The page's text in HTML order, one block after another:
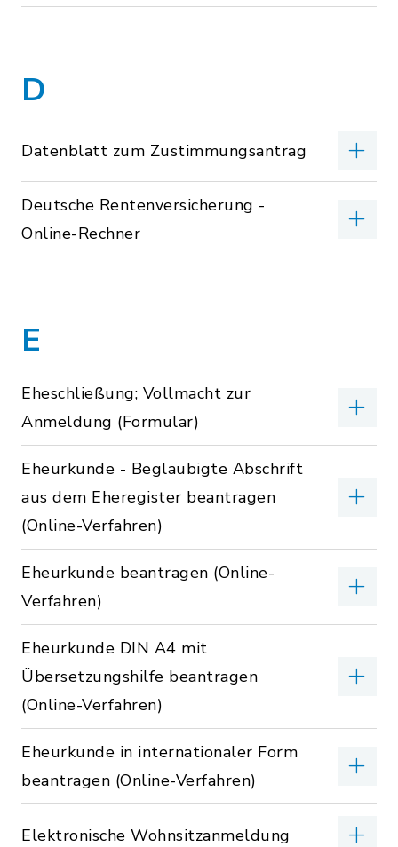
D
Datenblatt zum Zustimmungsantrag
Deutsche Rentenversicherung -
Online-Rechner
E
Eheschließung; Vollmacht zur
Anmeldung (Formular)
Eheurkunde - Beglaubigte Abschrift
aus dem Eheregister beantragen
(Online-Verfahren)
Eheurkunde beantragen (Online-
Verfahren)
Eheurkunde DIN A4 mit
Übersetzungshilfe beantragen
(Online-Verfahren)
Eheurkunde in internationaler Form
beantragen (Online-Verfahren)
Elektronische Wohnsitzanmeldung